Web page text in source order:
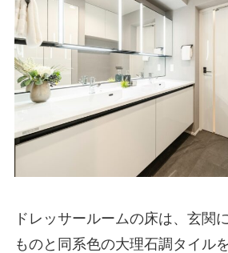
ドレッサールームの床は、玄関
ものと同系色の大理石調タイル